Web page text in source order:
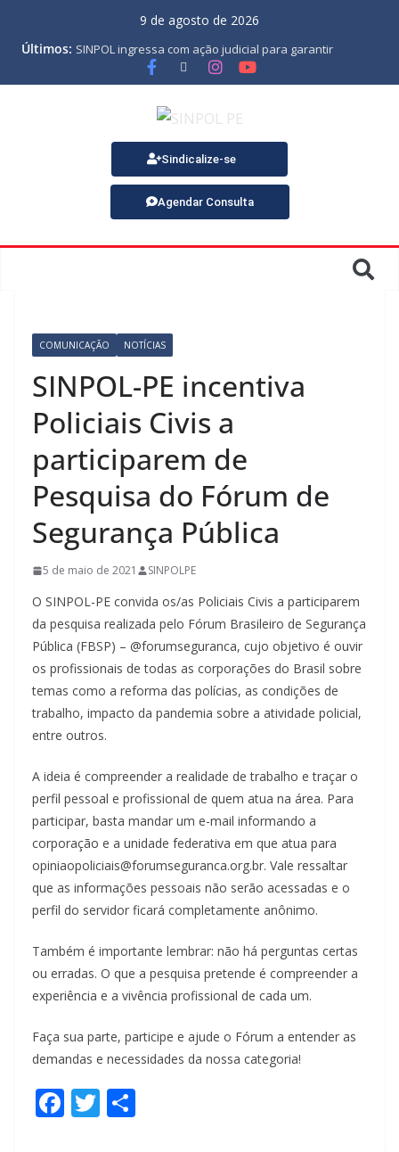
9 de agosto de 2026
Últimos: SINPOL ingressa com ação judicial para garantir
pagamento do PJES atrasado
ASSEMBLEIA GERAL ORDINÁRIA
MINUTA DA LEI ORGÂNICA
Nota de Pesar sobre o falecimento de Gonçalo, um dos
fundadores do SINPOL
SINPOL e CAMPOL promovem 2º Curso de Tiro Policial,
no dia 9 de outubro
Sindicalize-se
Agendar Consulta
COMUNICAÇÃO NOTÍCIAS
SINPOL-PE incentiva
Policiais Civis a
participarem de
Pesquisa do Fórum de
Segurança Pública
5 de maio de 2021 SINPOLPE
O SINPOL-PE convida os/as Policiais Civis a participarem
da pesquisa realizada pelo Fórum Brasileiro de Segurança
Pública (FBSP) – @forumseguranca, cujo objetivo é ouvir
os profissionais de todas as corporações do Brasil sobre
temas como a reforma das polícias, as condições de
trabalho, impacto da pandemia sobre a atividade policial,
entre outros.
A ideia é compreender a realidade de trabalho e traçar o
perfil pessoal e profissional de quem atua na área. Para
participar, basta mandar um e-mail informando a
corporação e a unidade federativa em que atua para
opiniaopoliciais@forumseguranca.org.br. Vale ressaltar
que as informações pessoais não serão acessadas e o
perfil do servidor ficará completamente anônimo.
Também é importante lembrar: não há perguntas certas
ou erradas. O que a pesquisa pretende é compreender a
experiência e a vivência profissional de cada um.
Faça sua parte, participe e ajude o Fórum a entender as
demandas e necessidades da nossa categoria!
F T